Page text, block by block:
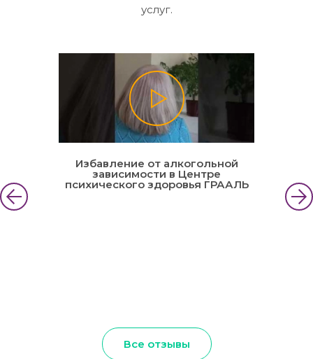
услуг.
Избавление от алкогольной
зависимости в Центре
психического здоровья ГРААЛЬ
Все отзывы